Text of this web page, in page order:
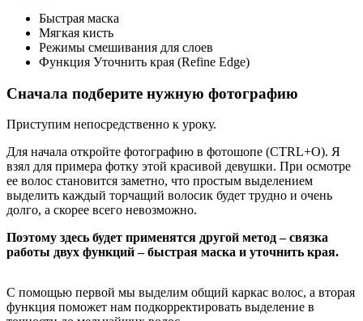
Быстрая маска
Мягкая кисть
Режимы смешивания для слоев
Функция Уточнить края (Refine Edge)
Сначала подберите нужную фотографию
Приступим непосредственно к уроку.
Для начала откройте фотографию в фотошопе (CTRL+O). Я
взял для примера фотку этой красивой девушки. При осмотре
ее волос становится заметно, что простым выделением
выделить каждый торчащий волосик будет трудно и очень
долго, а скорее всего невозможно.
Поэтому здесь будет применятся другой метод – связка
работы двух функций – быстрая маска и уточнить края.
С помощью первой мы выделим общий каркас волос, а вторая
функция поможет нам подкорректировать выделение в